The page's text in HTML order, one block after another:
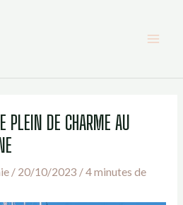
PLEIN DE CHARME AU
/ 20/10/2023 /4 minutes de